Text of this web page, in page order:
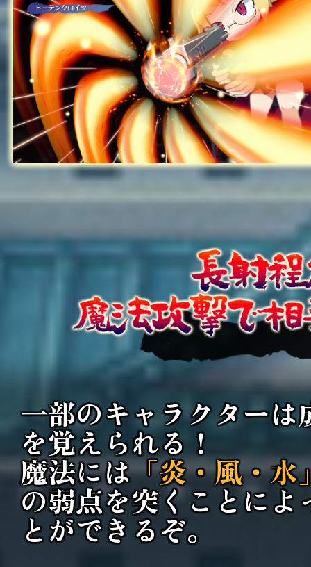
一部のキャラクターは
を覚えられる！
魔法には「炎・風・水
の弱点を突くことに
とができるぞ。